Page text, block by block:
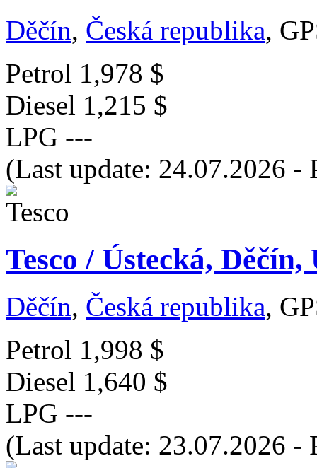
Děčín, Česká republika,
Petrol 1,978 $
Diesel 1,215 $
LPG ---
(Last update: 24.07.2026 -
Tesco / Ústecká,
Děčín, Česká republika,
Petrol 1,998 $
Diesel 1,640 $
LPG ---
(Last update: 23.07.2026 -